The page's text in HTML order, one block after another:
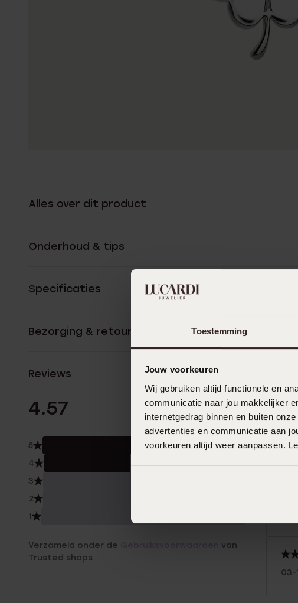
Toestemming
Jouw voorkeuren
Wij gebruiken altijd functionele en
communicatie naar jou makkelijker
internetgedrag binnen en buiten
advertenties en communicatie aan
voorkeuren altijd weer aanpassen.
Alles over dit product
Onderhoud & tips
Specificaties
Bezorging & retourneren
Reviews
4.57 7 Beoordelingen
5 57.0%
4
3
2
1
Verzameld onder de
van
Trusted shops
Filter
17-
03-